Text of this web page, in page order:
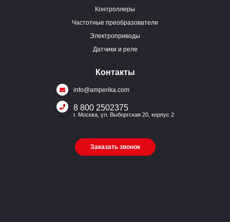
Контроллеры
Частотные преобразователи
Электроприводы
Датчики и реле
Контакты
info@amperika.com
8 800 2502375
г. Москва, ул. Выборгская 20, корпус 2
Заказать звонок